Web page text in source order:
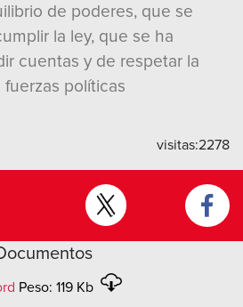
de poderes, que se
la ley, que se ha
cuentas y de respetar la
políticas
visitas:2278
Peso: 119 Kb